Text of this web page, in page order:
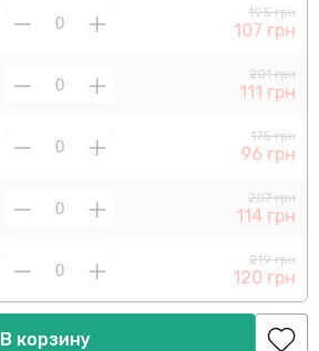
195 грн
107 грн
201 грн
111 грн
175 грн
96 грн
207 грн
114 грн
219 грн
120 грн
В корзину